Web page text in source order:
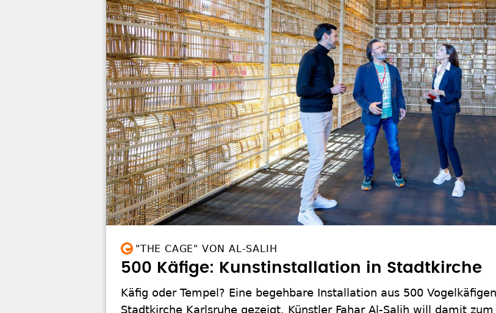
"THE CAGE" VON AL‑SALIH
500 Käfige: Kunstinstallation in Stadtkirche
Käfig oder Tempel? Eine begehbare Installation aus 500
Stadtkirche Karlsruhe gezeigt. Künstler Fahar Al-Salih will damit